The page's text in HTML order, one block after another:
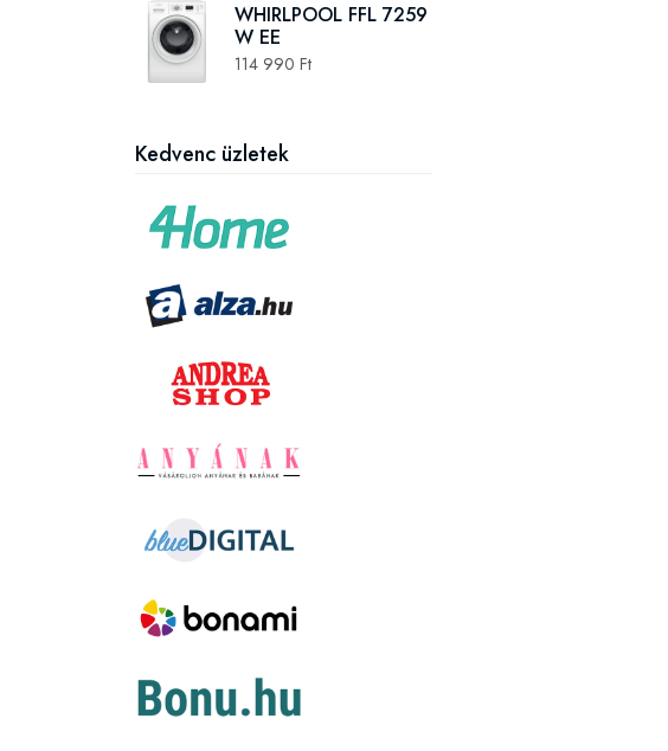
WHIRLPOOL FFL 7259
W EE
114 990 Ft
Kedvenc üzletek